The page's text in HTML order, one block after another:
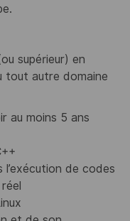
supérieur) en
tout autre domaine
au moins 5 ans
de codes